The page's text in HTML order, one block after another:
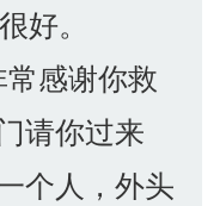
好。
感谢你救
请你过来
个人，外头